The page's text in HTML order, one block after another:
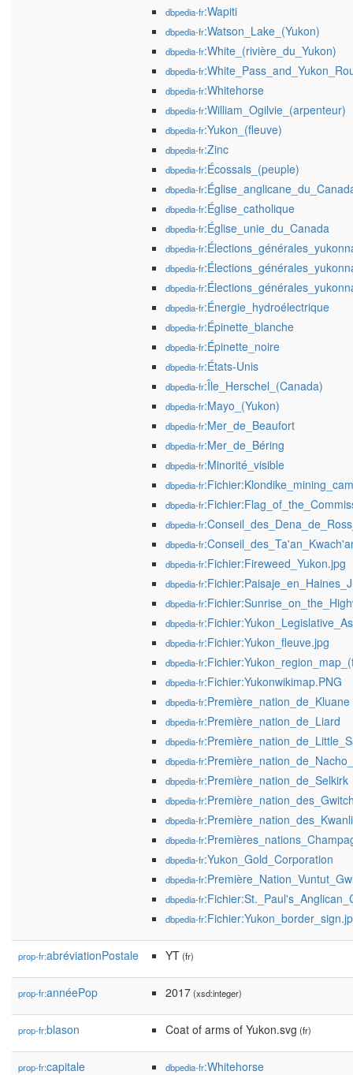
dbpedia-fr:Wapiti
dbpedia-fr:Watson_Lake_(Yukon)
dbpedia-fr:White_(rivière_du_Yukon)
dbpedia-fr
dbpedia-fr:Whitehorse
dbpedia-fr:William_Ogilvie_(arpenteur)
dbpedia-fr:Yukon_(fleuve)
dbpedia-fr:Zinc
dbpedia-fr:Écossais_(peuple)
dbpedia-fr
dbpedia-fr:Église_catholique
dbpedia-fr:Église_unie_du_Canada
dbpedia-fr
dbpedia-fr
dbpedia-fr
dbpedia-fr:Énergie_hydroélectrique
dbpedia-fr:Épinette_blanche
dbpedia-fr:Épinette_noire
dbpedia-fr:États-Unis
dbpedia-fr:Île_Herschel_(Canada)
dbpedia-fr:Mayo_(Yukon)
dbpedia-fr:Mer_de_Beaufort
dbpedia-fr:Mer_de_Béring
dbpedia-fr:Minorité_visible
dbpedia-fr
dbpedia-fr
dbpedia-fr
dbpedia-fr
dbpedia-fr:Fichier:Fireweed_Yukon.jpg
dbpedia-fr
dbpedia-fr
dbpedia-fr
dbpedia-fr:Fichier:Yukon_fleuve.jpg
dbpedia-fr
dbpedia-fr:Fichier:Yukonwikimap.PNG
dbpedia-fr:Première_nation_de_Kluane
dbpedia-fr:Première_nation_de_Liard
dbpedia-fr
dbpedia-fr
dbpedia-fr:Première_nation_de_Selkirk
dbpedia-fr
dbpedia-fr
dbpedia-fr
dbpedia-fr:Yukon_Gold_Corporation
dbpedia-fr
dbpedia-fr
dbpedia-fr
prop-fr:abréviationPostale YT(fr)
prop-fr:annéePop 2017(xsd:integer)
prop-fr:blason Coat of arms of Yukon.svg (fr)
prop-fr:capitale dbpedia-fr:Whitehorse